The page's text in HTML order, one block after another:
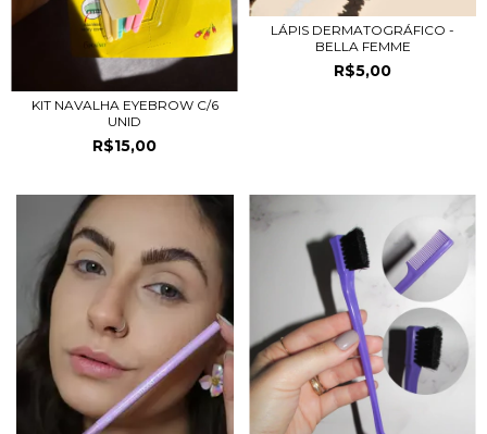
KIT NAVALHA EYEBROW C/6
UNID
R$15,00
LÁPIS DERMATOGRÁFICO -
BELLA FEMME
R$5,00